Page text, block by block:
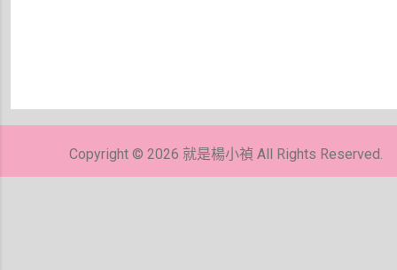
貼
Copyright © 2026 就是楊小禎 All Rights Reserved.